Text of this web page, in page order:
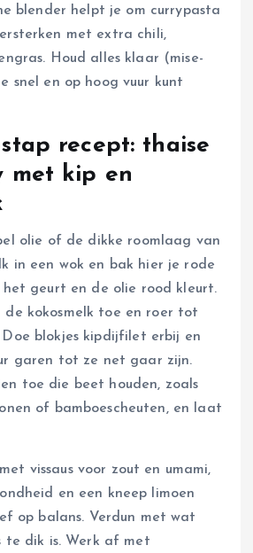
blender helpt je om currypasta
met extra chili,
Houd alles klaar (mise-
snel en op hoog vuur kunt
recept: thaise
met kip en
olie of de dikke roomlaag van
in een wok en bak hier je rode
geurt en de olie rood kleurt.
de kokosmelk toe en roer tot
Doe blokjes kipdijfilet erbij en
garen tot ze net gaar zijn.
toe die beet houden, zoals
of bamboescheuten, en laat
vissaus voor zout en umami,
en een kneep limoen
op balans. Verdun met wat
te dik is. Werk af met